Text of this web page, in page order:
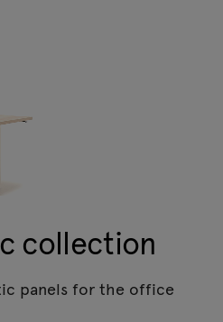
collection
panels for the office